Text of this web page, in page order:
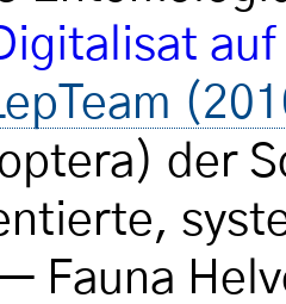
der
Fauna